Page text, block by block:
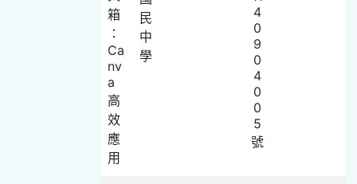
箱
：
Ca
nv
a
高
效
應
用
民
中
學
4
0
9
0
4
0
0
5
號